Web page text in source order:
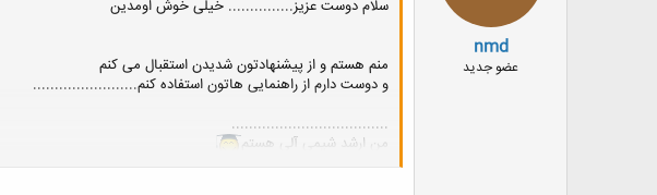
ع
nmd
عضو جدید
سلام دوست عزیز............... خیلی خوش اومدین
منم هستم و از پیشنهادتون شدیدن استقبال می کنم
و دوست دارم از راهنمایی هاتون استفاده کنم........................
....................................
من ارشد شیمی آلی هستم
ومثل دوست معمارمون جهت گرفتن دکتری شیمی دارویی باید سفر کنم به